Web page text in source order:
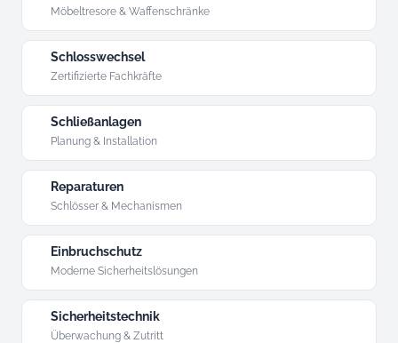
Möbeltresore & Waffenschränke
Schlosswechsel
Zertifizierte Fachkräfte
Schließanlagen
Planung & Installation
Reparaturen
Schlösser & Mechanismen
Einbruchschutz
Moderne Sicherheitslösungen
Sicherheitstechnik
Überwachung & Zutritt